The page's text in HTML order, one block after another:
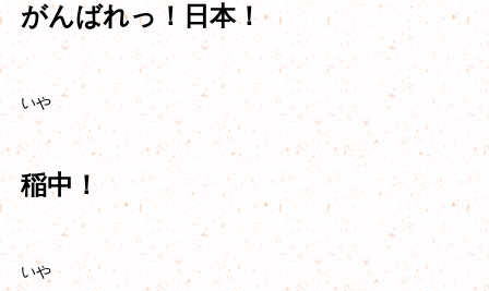
がんばれっ！日本！
いや
稲中！
いや